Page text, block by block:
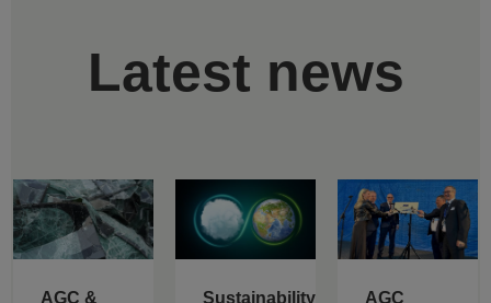
Latest news
AGC &
Sustainability
AGC